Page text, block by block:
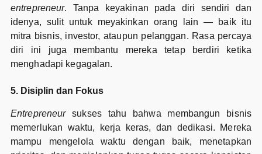
entrepreneur. Tanpa keyakinan pada diri sendiri dan
idenya, sulit untuk meyakinkan orang lain — baik itu
mitra bisnis, investor, ataupun pelanggan. Rasa percaya
diri ini juga membantu mereka tetap berdiri ketika
menghadapi kegagalan.
5. Disiplin dan Fokus
Entrepreneursukses tahu bahwa membangun bisnis
memerlukan waktu, kerja keras, dan dedikasi. Mereka
mampu mengelola waktu dengan baik, menetapkan